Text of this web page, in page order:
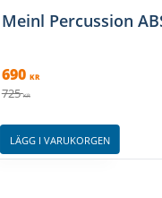
Meinl Percussion
690 KR
725 KR
LÄGG I VARUKORGEN